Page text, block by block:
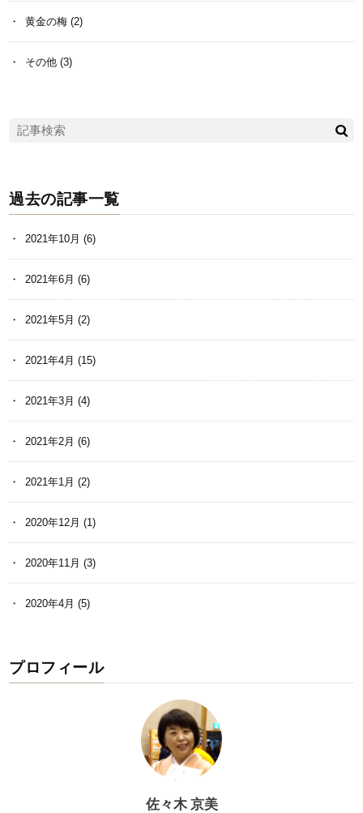
黄金の梅 (2)
その他 (3)
過去の記事一覧
2021年10月 (6)
2021年6月 (6)
2021年5月 (2)
2021年4月 (15)
2021年3月 (4)
2021年2月 (6)
2021年1月 (2)
2020年12月 (1)
2020年11月 (3)
2020年4月 (5)
プロフィール
佐々木 京美